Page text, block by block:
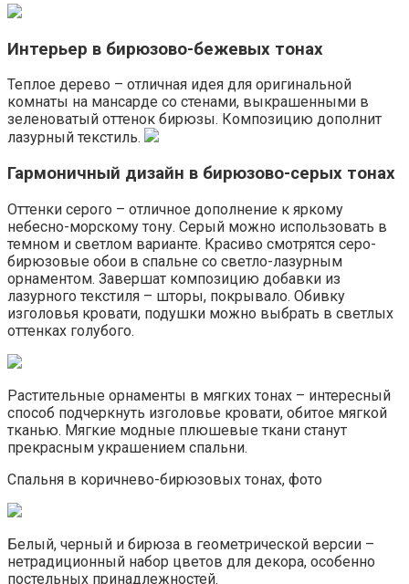
Интерьер в бирюзово-бежевых тонах
Теплое дерево – отличная идея для оригинальной
комнаты на мансарде со стенами, выкрашенными в
зеленоватый оттенок бирюзы. Композицию дополнит
лазурный текстиль.
Гармоничный дизайн в бирюзово-серых тонах
Оттенки серого – отличное дополнение к яркому
небесно-морскому тону. Серый можно использовать в
темном и светлом варианте. Красиво смотрятся серо-
бирюзовые обои в спальне со светло-лазурным
орнаментом. Завершат композицию добавки из
лазурного текстиля – шторы, покрывало. Обивку
изголовья кровати, подушки можно выбрать в светлых
оттенках голубого.
Растительные орнаменты в мягких тонах – интересный
способ подчеркнуть изголовье кровати, обитое мягкой
тканью. Мягкие модные плюшевые ткани станут
прекрасным украшением спальни.
Спальня в коричнево-бирюзовых тонах, фото
Белый, черный и бирюза в геометрической версии –
нетрадиционный набор цветов для декора, особенно
постельных принадлежностей.